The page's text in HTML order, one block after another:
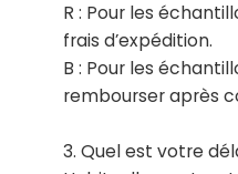
R : Pour les
frais d’expédition.
B : Pour les
rembourser après
3. Quel est votre